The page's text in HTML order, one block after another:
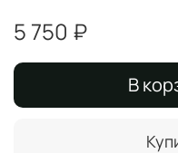
5 750 ₽
В